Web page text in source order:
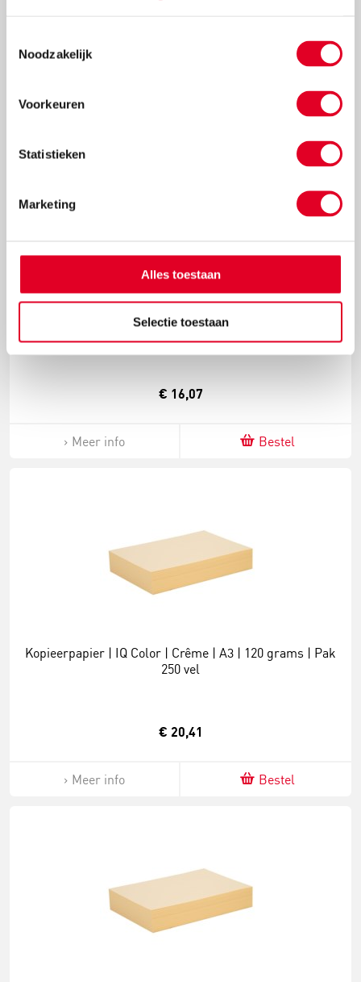
Noodzakelijk
Voorkeuren
Statistieken
Marketing
Alles toestaan
Selectie toestaan
Meer info
Kopieerpapier | IQ Color | Biljartgroen | A4 | 80 grams |
Pak 500 vel
€ 16,07
Meer info Bestel
Kopieerpapier | IQ Color | Crême | A3 | 120 grams | Pak
250 vel
€ 20,41
Meer info Bestel